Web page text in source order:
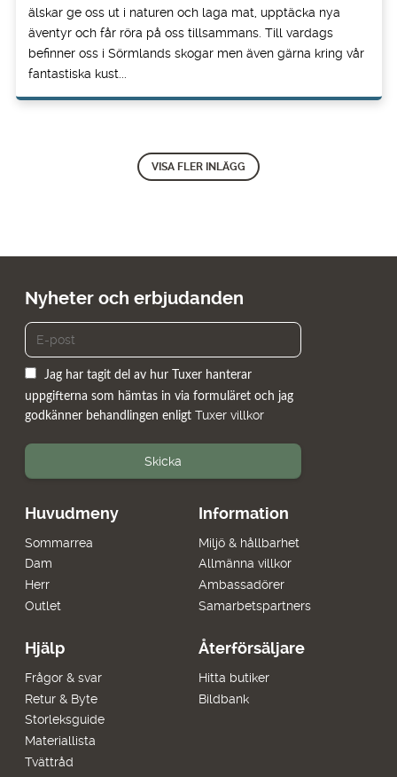
älskar ge oss ut i naturen och laga mat, upptäcka nya
äventyr och får röra på oss tillsammans. Till vardags
befinner oss i Sörmlands skogar men även gärna kring vår
fantastiska kust...
VISA FLER INLÄGG
Huvudmeny
Sommarrea
Dam
Herr
Outlet
Information
Miljö & hållbarhet
Allmänna villkor
Ambassadörer
Samarbetspartners
Hjälp
Frågor & svar
Retur & Byte
Storleksguide
Materiallista
Tvättråd
Återförsäljare
Hitta butiker
Bildbank
Nyheter och erbjudanden
Jag har tagit del av hur Tuxer hanterar
uppgifterna som hämtas in via formuläret och jag
godkänner behandlingen enligt Tuxer villkor
Skicka